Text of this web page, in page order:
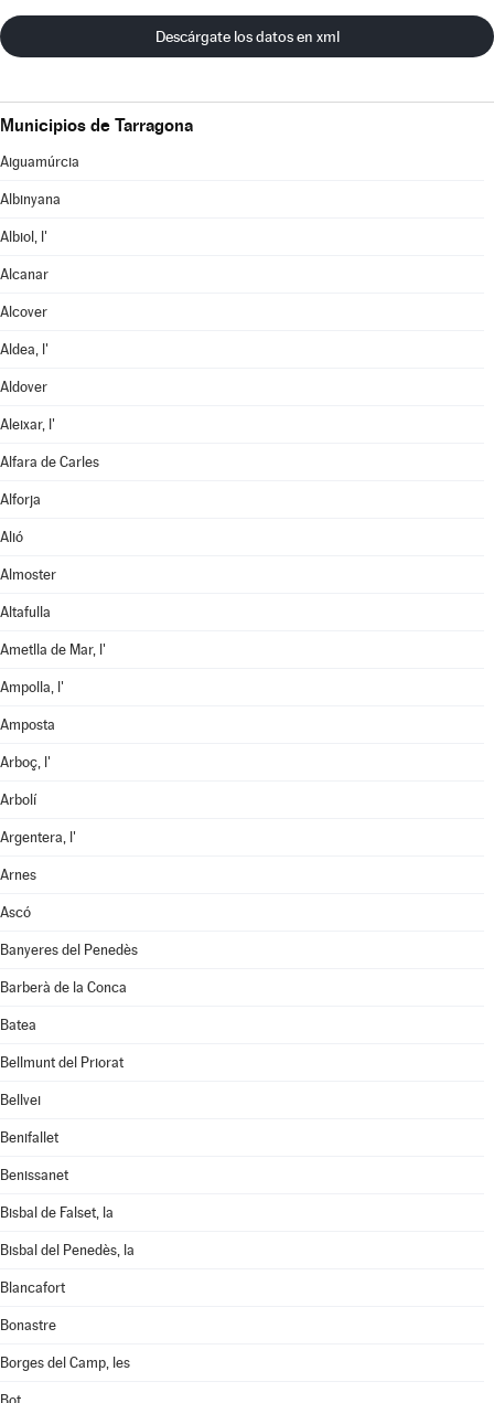
Descárgate los datos en xml
Municipios de Tarragona
Aiguamúrcia
Albinyana
Albiol, l'
Alcanar
Alcover
Aldea, l'
Aldover
Aleixar, l'
Alfara de Carles
Alforja
Alió
Almoster
Altafulla
Ametlla de Mar, l'
Ampolla, l'
Amposta
Arboç, l'
Arbolí
Argentera, l'
Arnes
Ascó
Banyeres del Penedès
Barberà de la Conca
Batea
Bellmunt del Priorat
Bellvei
Benifallet
Benissanet
Bisbal de Falset, la
Bisbal del Penedès, la
Blancafort
Bonastre
Borges del Camp, les